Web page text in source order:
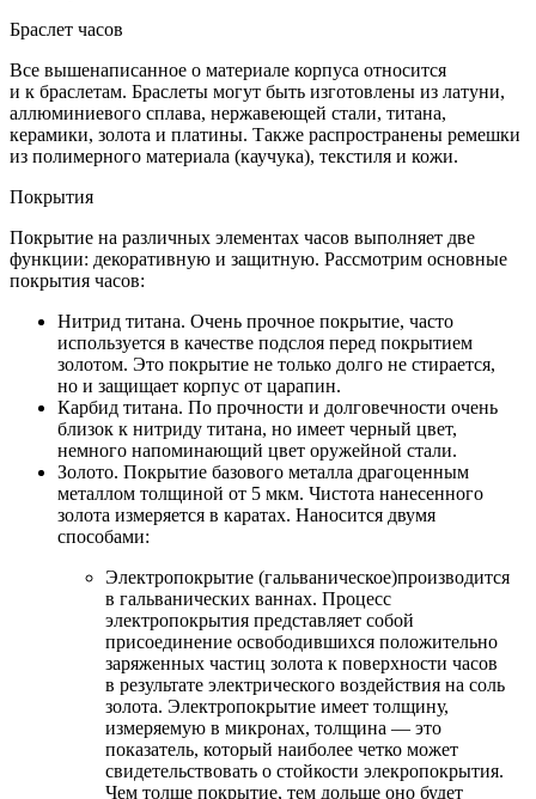
Браслет часов
Все вышенаписанное о материале корпуса относится
и к браслетам. Браслеты могут быть изготовлены из латуни,
аллюминиевого сплава, нержавеющей стали, титана,
керамики, золота и платины. Также распространены ремешки
из полимерного материала (каучука), текстиля и кожи.
Покрытия
Покрытие на различных элементах часов выполняет две
функции: декоративную и защитную. Рассмотрим основные
покрытия часов:
Нитрид титана. Очень прочное покрытие, часто
используется в качестве подслоя перед покрытием
золотом. Это покрытие не только долго не стирается,
но и защищает корпус от царапин.
Карбид титана. По прочности и долговечности очень
близок к нитриду титана, но имеет черный цвет,
немного напоминающий цвет оружейной стали.
Золото. Покрытие базового металла драгоценным
металлом толщиной от 5 мкм. Чистота нанесенного
золота измеряется в каратах. Наносится двумя
способами:
Электропокрытие (гальваническое)производится
в гальванических ваннах. Процесс
электропокрытия представляет собой
присоединение освободившихся положительно
заряженных частиц золота к поверхности часов
в результате электрического воздействия на соль
золота. Электропокрытие имеет толщину,
измеряемую в микронах, толщина — это
показатель, который наиболее четко может
свидетельствовать о стойкости элекропокрытия.
Чем толще покрытие, тем дольше оно будет